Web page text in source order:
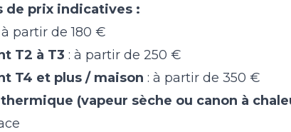
de prix indicatives :
à partir de 180 €
T2 à T3 : à partir de 250 €
T4 et plus / maison : à partir de 350 €
(vapeur sèche ou canon à